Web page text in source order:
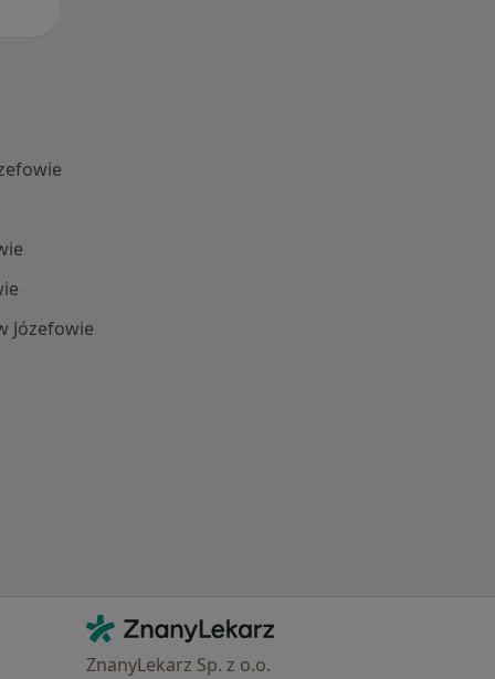
Józefowie
Kontakt
ZnanyLekarz - Strona główna
ZnanyLekarz Sp. z o.o.